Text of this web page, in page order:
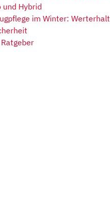
und Hybrid
im Winter: Werterhalt